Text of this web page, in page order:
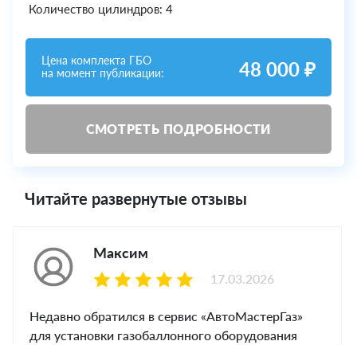
Количество цилиндров: 4
Цена комплекта ГБО
на момент публикации:
48 000 ₽
СМОТРЕТЬ ПОДРОБНОСТИ
Читайте развернутые отзывы
Максим
Недавно обратился в сервис «АвтоМастерГаз»
для установки газобаллонного оборудования
17.03.2026